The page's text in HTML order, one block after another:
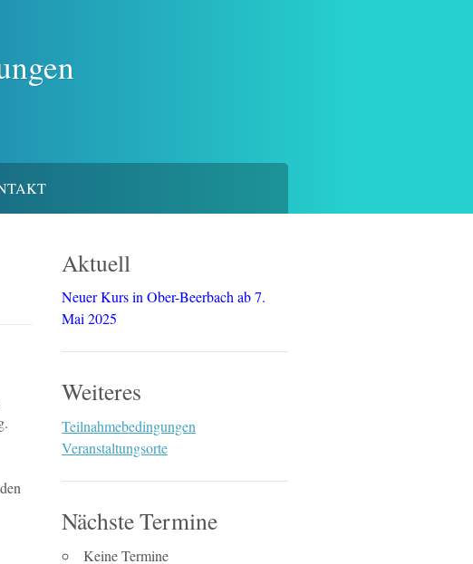
Aktuell
Neuer Kurs in Ober-Beerbach ab 7.
Mai 2025
Weiteres
Teilnahmebedingungen
Veranstaltungsorte
Nächste Termine
Keine Termine